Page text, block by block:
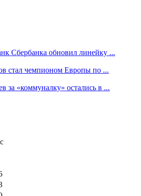
Сбербанка обновил линейку ...
стал чемпионом Европы по ...
за «коммуналку» остались в ...